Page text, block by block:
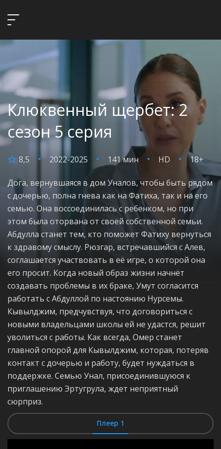
Клюквенный щербет: 2
сезон 5 серия
8,5 2022-2025 141 мин HD 18+
Дога, вернувшаяся в дом Уналов, чтобы быть рядом
с дочерью, полна гнева как на Фатиха, так и на его
семью. Она воссоединилась с ребенком, но при
этом была оторвана от своей собственной семьи.
Абдулла станет тем, кто поможет Фатиху вернуться
к здравому смыслу. Рюзгар, встречавшийся с Алев,
соглашается участвовать в её игре, о которой она
его просит. Когда новый образ жизни начнёт
создавать проблемы в их браке, Умут согласится
работать с Абдуллой по настоянию Нурсемы.
Кывылджим, предчувствуя, что договориться с
новыми владельцами школы ей не удастся, решит
уволиться с работы. Как всегда, Омер станет
главной опорой для Кывылджим, которая, потеряв
контакт с дочерью и работу, будет нуждаться в
поддержке. Семью Унал, присоединившуюся к
приглашению Эртугрула, ждет неприятный
сюрприз.
Плеер 1